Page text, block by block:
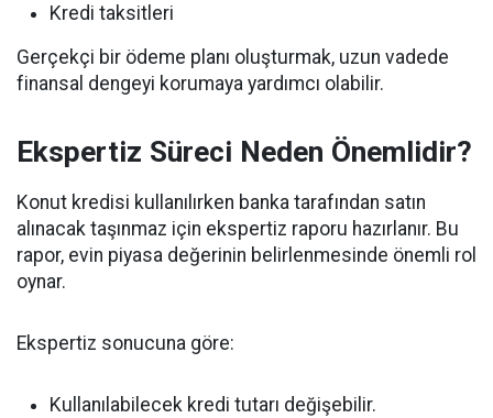
Kredi taksitleri
Gerçekçi bir ödeme planı oluşturmak, uzun vadede
finansal dengeyi korumaya yardımcı olabilir.
Ekspertiz Süreci Neden Önemlidir?
Konut kredisi kullanılırken banka tarafından satın
alınacak taşınmaz için ekspertiz raporu hazırlanır. Bu
rapor, evin piyasa değerinin belirlenmesinde önemli rol
oynar.
Ekspertiz sonucuna göre:
Kullanılabilecek kredi tutarı değişebilir.